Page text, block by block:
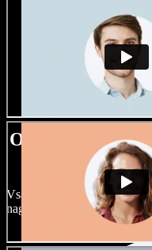
Ogromna izbira
ter
Vsak projekt je unikaten.
naglasov ter jih prilagodite po